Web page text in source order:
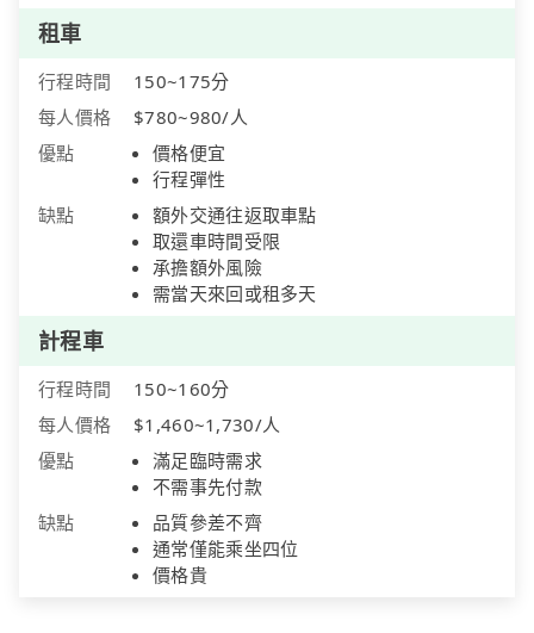
租車
行程時間
150~175分
每人價格
$780~980/人
優點
價格便宜
行程彈性
缺點
額外交通往返取車點
取還車時間受限
承擔額外風險
需當天來回或租多天
計程車
行程時間
150~160分
每人價格
$1,460~1,730/人
優點
滿足臨時需求
不需事先付款
缺點
品質參差不齊
通常僅能乘坐四位
價格貴